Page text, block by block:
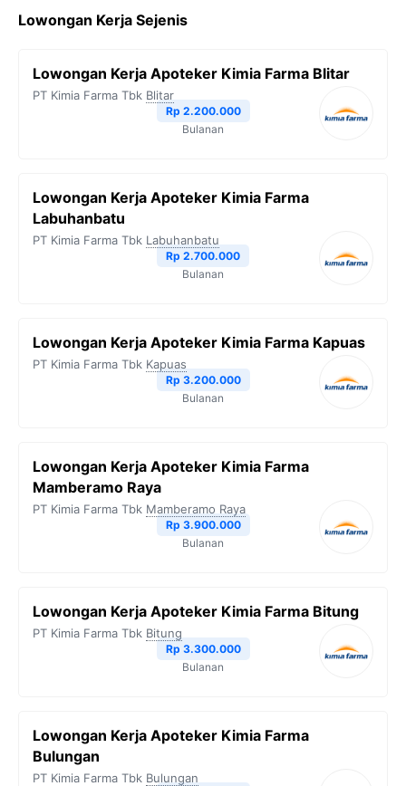
e
o
t
e
e
r
t
A
p
y
i
n
k
Lowongan Kerja Sejenis
Lowongan Kerja Apoteker Kimia Farma Blitar
PT Kimia Farma Tbk Blitar
Rp 2.200.000
Bulanan
Lowongan Kerja Apoteker Kimia Farma
Labuhanbatu
PT Kimia Farma Tbk Labuhanbatu
Rp 2.700.000
Bulanan
Lowongan Kerja Apoteker Kimia Farma Kapuas
PT Kimia Farma Tbk Kapuas
Rp 3.200.000
Bulanan
Lowongan Kerja Apoteker Kimia Farma
Mamberamo Raya
PT Kimia Farma Tbk Mamberamo Raya
Rp 3.900.000
Bulanan
Lowongan Kerja Apoteker Kimia Farma Bitung
PT Kimia Farma Tbk Bitung
Rp 3.300.000
Bulanan
Lowongan Kerja Apoteker Kimia Farma
Bulungan
PT Kimia Farma Tbk Bulungan